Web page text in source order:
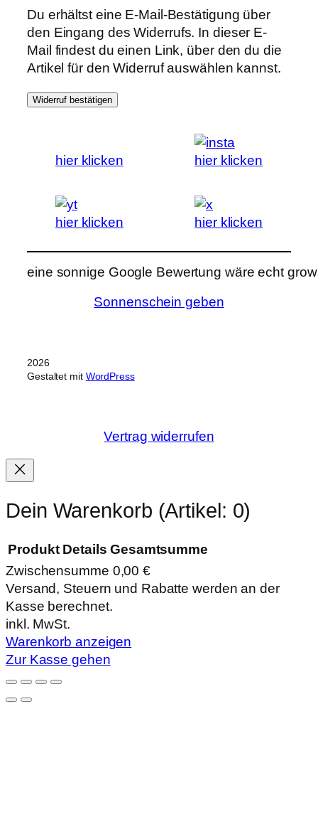
Du erhältst eine E-Mail-Bestätigung über
den Eingang des Widerrufs. In dieser E-
Mail findest du einen Link, über den du die
Artikel für den Widerruf auswählen kannst.
Widerruf bestätigen
hier klicken hier klicken
hier klicken hier klicken
eine sonnige Google Bewertung wäre echt
Sonnenschein geben
2026
Gestaltet mit WordPress
Vertrag widerrufen
Dein Warenkorb (Artikel: 0)
Produkte
im
Warenkorb
Produkt Details Gesamtsumme
Zwischensumme 0,00 €
Versand, Steuern und Rabatte werden an der
Kasse berechnet.
inkl. MwSt.
Warenkorb anzeigen
Zur Kasse gehen